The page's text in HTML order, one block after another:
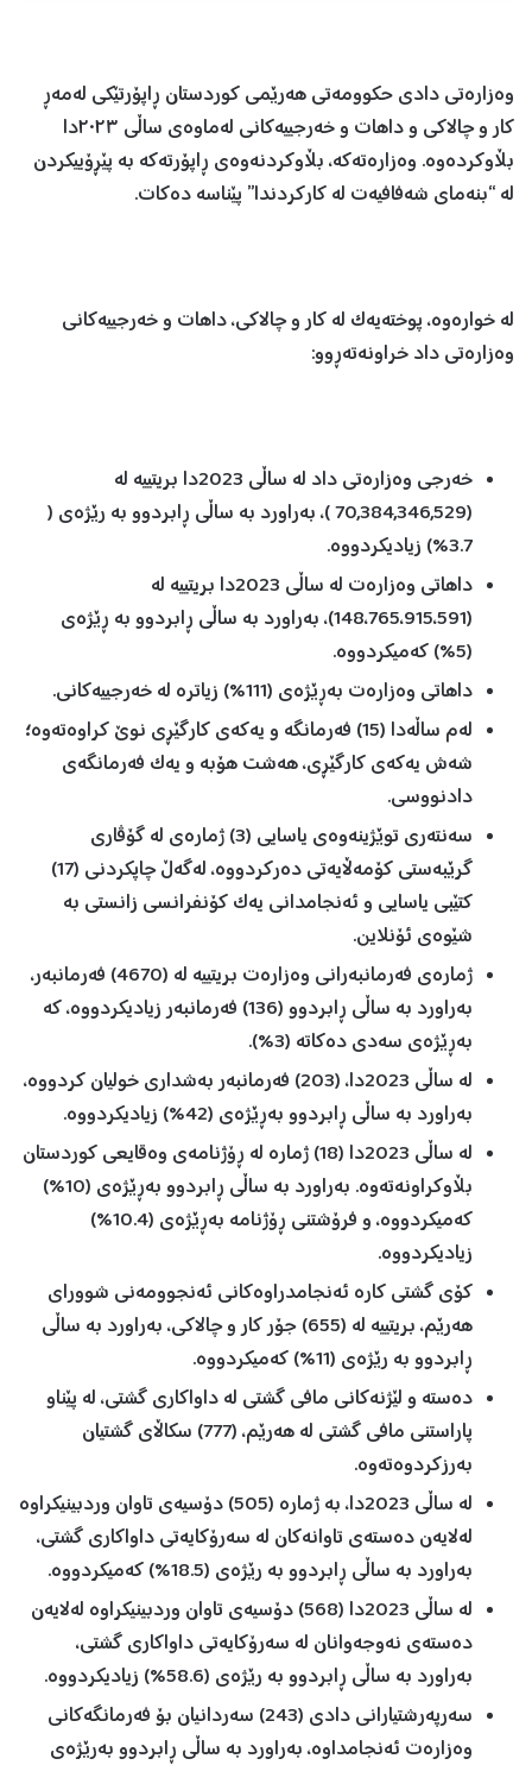
وەزارەتی دادی حکوومەتی هەرێمی کوردستان ڕاپۆرتێکی لەمەڕ
کار و چالاکی و داهات و خەرجییەکانی لەماوەی ساڵی ٢٠٢٣دا
بڵاوکردەوە. وەزارەتەکە، بڵاوکردنەوەی ڕاپۆرتەکە بە پێڕۆییکردن
لە “بنەمای شەفافیەت لە کارکردندا” پێناسە دەکات.
لە خوارەوە، پوختەیەک لە کار و چالاکی، داهات و خەرجییەکانی
وەزارەتی داد خراونەتەڕوو:
خەرجی وەزارەتی داد لە ساڵی 2023دا بریتییە لە
(70,384,346,529 )، بەراورد بە ساڵی ڕابردوو بە رێژەی (
3.7%) زیادیکردووە.
داهاتی وەزارەت لە ساڵی 2023دا بریتییە لە
(148،765،915،591)، بەراورد بە ساڵی ڕابردوو بە ڕێژەی
(5%) کەمیکردووە.
داهاتی وەزارەت بەڕێژەی (111%) زیاترە لە خەرجییەکانی.
لەم ساڵەدا (15) فەرمانگە و یەکەی کارگێڕی نوێ کراوەتەوە؛
شەش یەکەی کارگێڕی، هەشت هۆبە و یەک فەرمانگەی
دادنووسی.
سەنتەری توێژینەوەی یاسایی (3) ژمارەی لە گۆڤاری
گرێبەستی کۆمەڵایەتی دەرکردووە، لەگەڵ چاپکردنی (17)
کتێبی یاسایی و ئەنجامدانی یەک کۆنفرانسی زانستی بە
شێوەی ئۆنلاین.
ژمارەی فەرمانبەرانی وەزارەت بریتییە لە (4670) فەرمانبەر،
بەراورد بە ساڵی ڕابردوو (136) فەرمانبەر زیادیکردووە، کە
بەڕێژەی سەدی دەکاتە (3%).
لە ساڵی 2023دا، (203) فەرمانبەر بەشداری خولیان کردووە،
بەراورد بە ساڵی ڕابردوو بەڕێژەی (42%) زیادیکردووە.
لە ساڵی 2023دا (18) ژمارە لە ڕۆژنامەی وەقایعی کوردستان
بڵاوکراونەتەوە. بەراورد بە ساڵی ڕابردوو بەڕێژەی (10%)
کەمیکردووە، و فرۆشتنی ڕۆژنامە بەڕێژەی (10.4%)
زیادیکردووە.
کۆی گشتی کارە ئەنجامدراوەکانی ئەنجوومەنی شوورای
هەرێم، بریتییە لە (655) جۆر کار و چالاکی، بەراورد بە ساڵی
ڕابردوو بە رێژەی (11%) کەمیکردووە.
دەستە و لێژنەکانی مافی گشتی لە داواکاری گشتی، لە پێناو
پاراستنی مافی گشتی لە هەرێم، (777) سکاڵای گشتیان
بەرزکردوەتەوە.
لە ساڵی 2023دا، بە ژمارە (505) دۆسیەی تاوان وردبینیکراوە
لەلایەن دەستەی تاوانەکان لە سەرۆکایەتی داواکاری گشتی،
بەراورد بە ساڵی ڕابردوو بە رێژەی (18.5%) کەمیکردووە.
لە ساڵی 2023دا (568) دۆسیەی تاوان وردبینیکراوە لەلایەن
دەستەی نەوجەوانان لە سەرۆکایەتی داواکاری گشتی،
بەراورد بە ساڵی ڕابردوو بە رێژەی (58.6%) زیادیکردووە.
سەرپەرشتیارانی دادی (243) سەردانیان بۆ فەرمانگەکانی
وەزارەت ئەنجامداوە، بەراورد بە ساڵی ڕابردوو بەرێژەی